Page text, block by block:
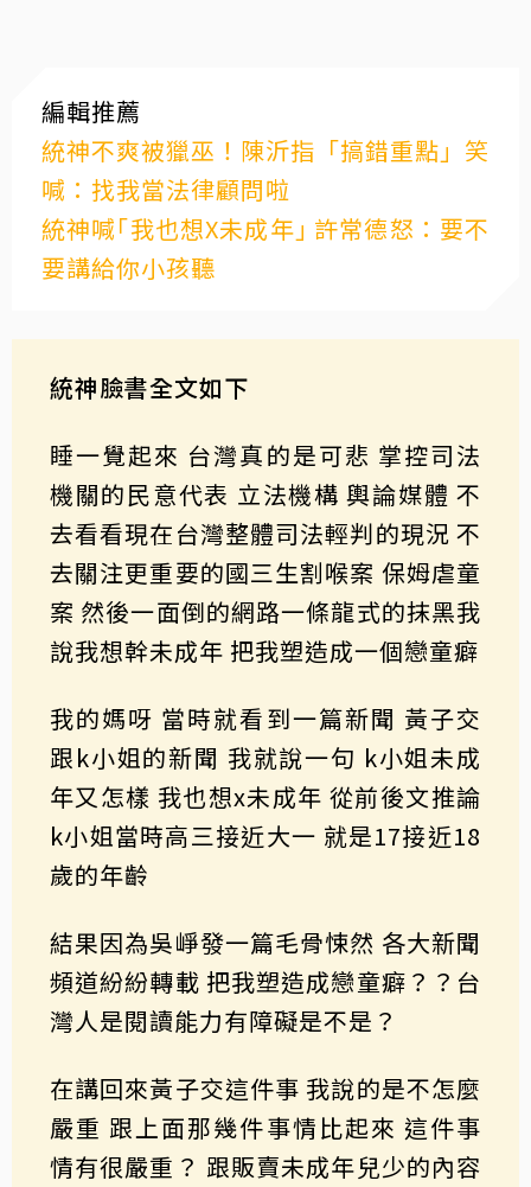
編輯推薦
統神不爽被獵巫！陳沂指「搞錯重點」笑
喊：找我當法律顧問啦
統神喊｢我也想X未成年｣ 許常德怒：要不
要講給你小孩聽
統神臉書全文如下
睡一覺起來 台灣真的是可悲 掌控司法
機關的民意代表 立法機構 輿論媒體 不
去看看現在台灣整體司法輕判的現況 不
去關注更重要的國三生割喉案 保姆虐童
案 然後一面倒的網路一條龍式的抹黑我
說我想幹未成年 把我塑造成一個戀童癖
我的媽呀 當時就看到一篇新聞 黃子交
跟k小姐的新聞 我就說一句 k小姐未成
年又怎樣 我也想x未成年 從前後文推論
k小姐當時高三接近大一 就是17接近18
歲的年齡
結果因為吳崢發一篇毛骨悚然 各大新聞
頻道紛紛轉載 把我塑造成戀童癖？？台
灣人是閱讀能力有障礙是不是？
在講回來黃子交這件事 我說的是不怎麼
嚴重 跟上面那幾件事情比起來 這件事
情有很嚴重？ 跟販賣未成年兒少的內容